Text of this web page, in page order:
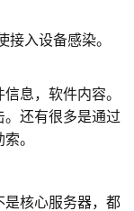
入设备感染。
息，软件内容。
还有很多是通过
。
核心服务器，都